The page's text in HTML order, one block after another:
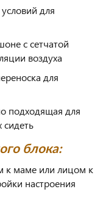
для
с сетчатой
воздуха
для
подходящая для
блока:
к маме или лицом к
настроения